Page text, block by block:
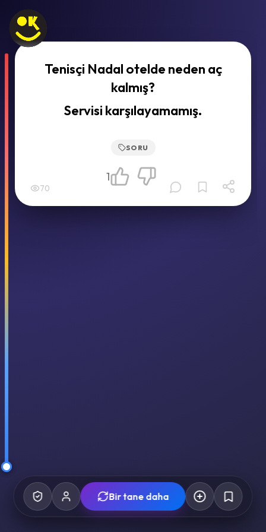
Tenisçi Nadal otelde neden aç
kalmış?
Servisi karşılayamamış.
SORU
70
1
Bir tane daha